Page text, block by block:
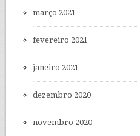
março 2021
fevereiro 2021
janeiro 2021
dezembro 2020
novembro 2020